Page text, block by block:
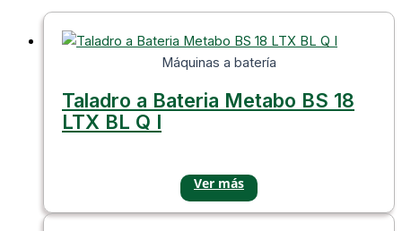
Máquinas a batería
Taladro a Bateria Metabo BS 18
LTX BL Q I